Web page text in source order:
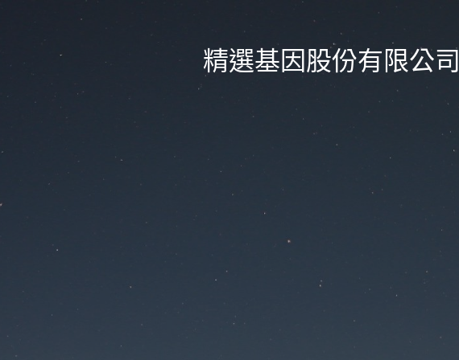
精選基因股份有限公司